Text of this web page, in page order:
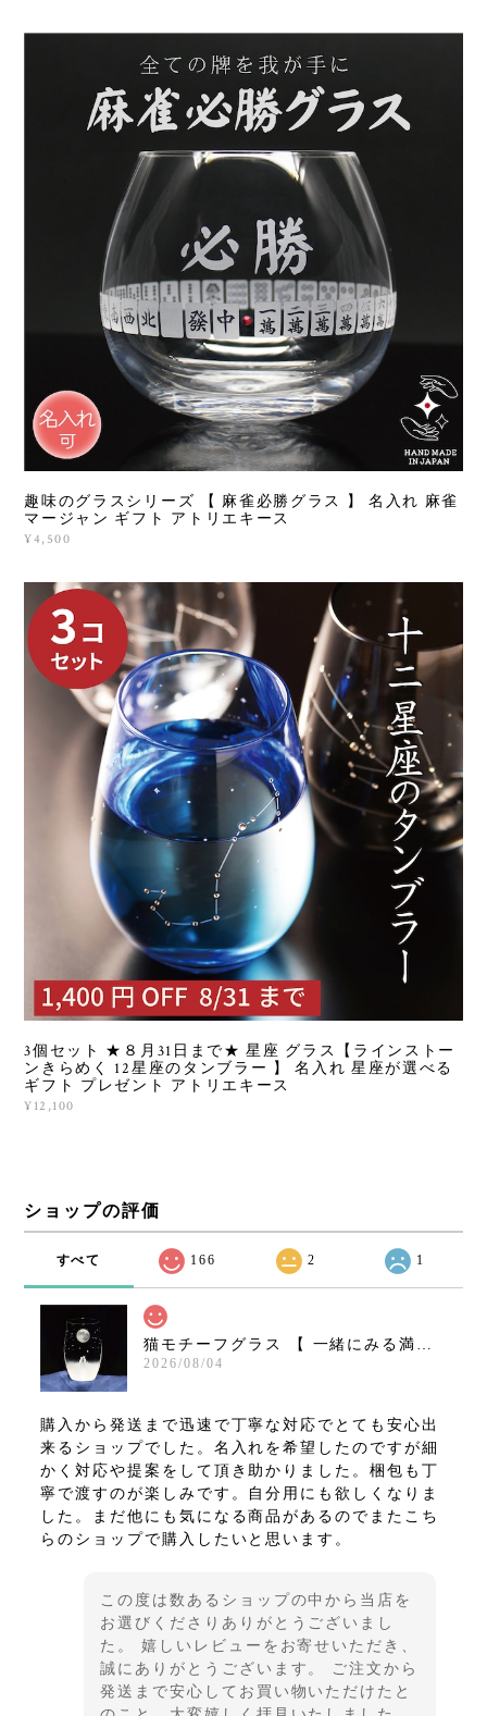
趣味のグラスシリーズ 【 麻雀必勝グラス 】 名入れ 麻雀
マージャン ギフト アトリエキース
¥4,500
3個セット ★８月31日まで★ 星座 グラス【ラインストー
ンきらめく 12星座のタンブラー 】 名入れ 星座が選べる
ギフト プレゼント アトリエキース
¥12,100
ショップの評価
すべて 166 2 1
猫モチーフグラス 【 一緒にみる満月の夜空 Ｌサイズ 】 名入れ 薄くて軽い強化ガラス 猫グッズ ギフト アトリエキース
2026/08/04
購入から発送まで迅速で丁寧な対応でとても安心出
来るショップでした。名入れを希望したのですが細
かく対応や提案をして頂き助かりました。梱包も丁
寧で渡すのが楽しみです。自分用にも欲しくなりま
した。まだ他にも気になる商品があるのでまたこち
らのショップで購入したいと思います。
この度は数あるショップの中から当店を
お選びくださりありがとうございまし
た。 嬉しいレビューをお寄せいただき、
誠にありがとうございます。 ご注文から
発送まで安心してお買い物いただけたと